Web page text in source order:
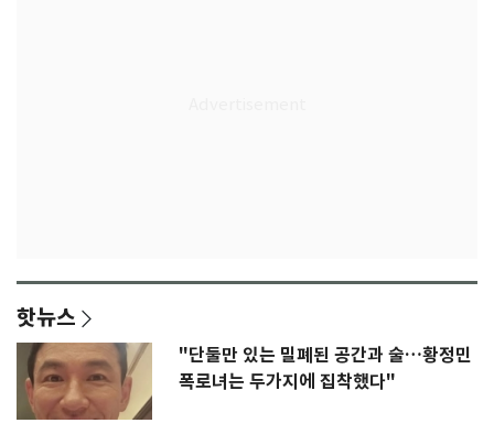
핫뉴스
"단둘만 있는 밀폐된 공간과 술…황정민
폭로녀는 두가지에 집착했다"